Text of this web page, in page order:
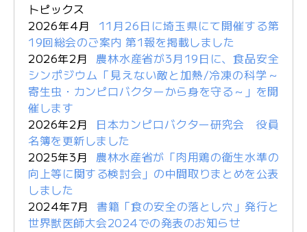
各検査のご依頼用紙
トピックス
2026年4月 11月26日に埼玉県にて開催する第
19回総会のご案内 第1報を掲載しました
2026年2月農林水産省が3月19日に、食品安全
シンポジウム「見えない敵と加熱/冷凍の科学～
寄生虫・カンピロバクターから身を守る～」を開
催します
2026年2月 日本カンピロバクター研究会 役員
名簿を更新しました
2025年3月 農林水産省が「肉用鶏の衛生水準の
向上等に関する検討会」の中間取りまとめを公表
しました
2024年7月書籍「食の安全の落とし穴」発行と
世界獣医師大会2024での発表のお知らせ